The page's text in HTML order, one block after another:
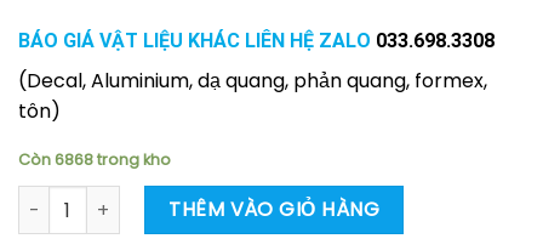
BÁO GIÁ VẬT LIỆU KHÁC LIÊN HỆ ZALO 033.698.3308
(Decal, Aluminium, dạ quang, phản quang, formex,
tôn)
Còn 6868 trong kho
Poster trang bị mũ bảo hộ số lượng
THÊM VÀO GIỎ HÀNG